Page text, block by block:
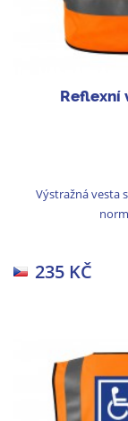
Reflexní
Výstražná vesta
235 KČ